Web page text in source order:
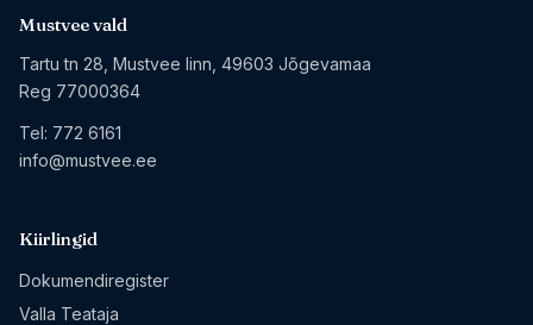
Mustvee vald
Tartu tn 28, Mustvee linn, 49603 Jõgevamaa
Reg 77000364
Tel: 772 6161
info@mustvee.ee
Kiirlingid
Dokumendiregister
Valla Teataja